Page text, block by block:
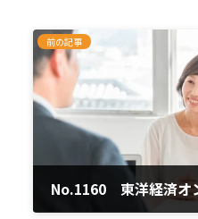
前の記事